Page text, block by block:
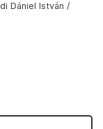
Dániel István /